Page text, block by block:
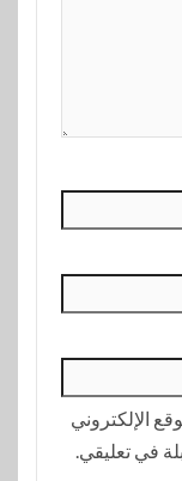
الإلكتروني
في تعليقي.